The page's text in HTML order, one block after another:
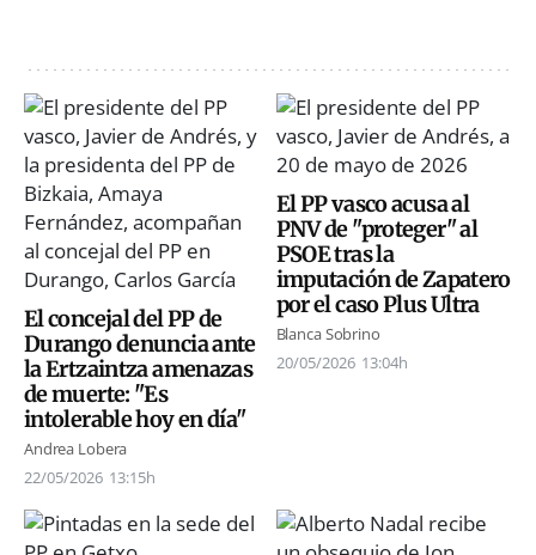
El concejal del PP de
Durango denuncia ante
la Ertzaintza amenazas
de muerte: "Es
intolerable hoy en día"
Andrea Lobera
22/05/2026 13:15h
El PP vasco acusa al
PNV de "proteger" al
PSOE tras la
imputación de Zapatero
por el caso Plus Ultra
Blanca Sobrino
20/05/2026 13:04h